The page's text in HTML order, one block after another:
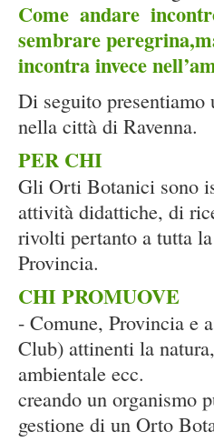
Come andare
sembrare
incontra invece
Di seguito presentiamo
nella città di Ravenna.
PER CHI
Gli Orti Botanici sono
attività didattiche, di
rivolti pertanto a tutta
Provincia.
CHI PROMUOVE
- Comune, Provincia e
Club) attinenti la
ambientale ecc.
creando un organismo
gestione di un Orto